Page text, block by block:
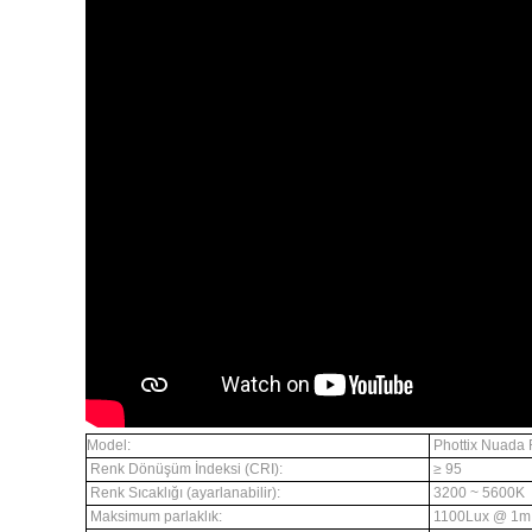
Model:
Phottix Nuada
Renk Dönüşüm İndeksi (CRI):
≥ 95
Renk Sıcaklığı (ayarlanabilir):
3200 ~ 5600K
Maksimum parlaklık:
1100Lux @ 1m